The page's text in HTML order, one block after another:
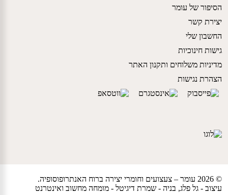
הסיפור של עומר
יצירת קשר
החשבון שלי
גישות חינוכיות
מדיניות משלוחים ותקנון האתר
הצהרת נגישות
© 2026 עומר – צעצועים וחומרי יצירה ברוח האנתרופוסופיה.
עיצוב - גל פלג, בניה - שמרת דיגיטל - מומחה מחשוב ואינטרנט